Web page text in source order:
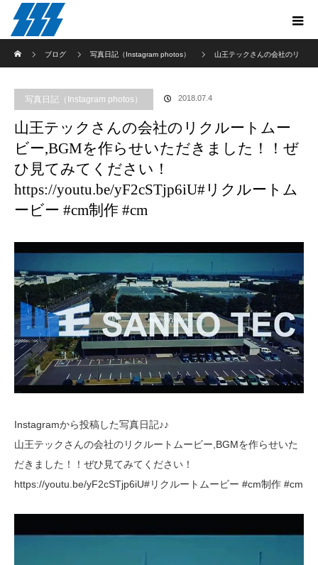
ブログ
写真日記（Instagram photos） 山王テックさんの会社のリ
https://youtu.be/yF2cSTjp6iU#リクルートムービー #cm制作 #cm
写真日記（Instagram photos） 2018.07.4
山王テックさんの会社のリクルートムー
ビー,BGMを作らせいただきました！！ぜ
ひ見てみてください！
https://youtu.be/yF2cSTjp6iU#リクルートム
ービー #cm制作 #cm
Instagramから投稿した写真日記♪♪
山王テックさんの会社のリクルートムービー,BGMを作らせいた
だきました！！ぜひ見てみてください！
https://youtu.be/yF2cSTjp6iU#リクルートムービー #cm制作 #cm